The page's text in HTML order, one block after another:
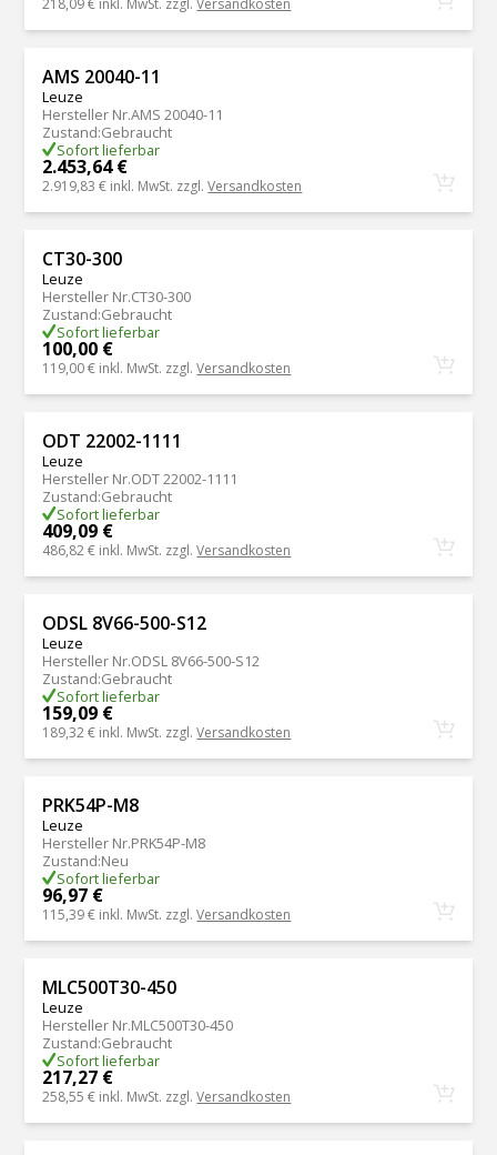
AMS 20040-11
Leuze
Hersteller Nr.AMS 20040-11
Zustand:Gebraucht
Sofort lieferbar
2.453,64 €
2.919,83 € inkl. MwSt. zzgl.Versandkosten
CT30-300
Leuze
Hersteller Nr.CT30-300
Zustand:Gebraucht
Sofort lieferbar
100,00 €
119,00 € inkl. MwSt. zzgl.Versandkosten
ODT 22002-1111
Leuze
Hersteller Nr.ODT 22002-1111
Zustand:Gebraucht
Sofort lieferbar
409,09 €
486,82 € inkl. MwSt. zzgl.Versandkosten
ODSL 8V66-500-S12
Leuze
Hersteller Nr.ODSL 8V66-500-S12
Zustand:Gebraucht
Sofort lieferbar
159,09 €
189,32 € inkl. MwSt. zzgl.Versandkosten
PRK54P-M8
Leuze
Hersteller Nr.PRK54P-M8
Zustand:Neu
Sofort lieferbar
96,97 €
115,39 € inkl. MwSt. zzgl.Versandkosten
MLC500T30-450
Leuze
Hersteller Nr.MLC500T30-450
Zustand:Gebraucht
Sofort lieferbar
217,27 €
258,55 € inkl. MwSt. zzgl.Versandkosten